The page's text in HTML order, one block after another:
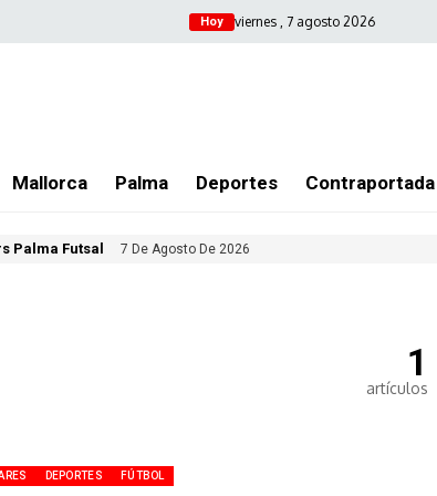
Hoy viernes , 7 agosto 2026
Mallorca Palma Deportes Contraportada
Palma Futsal 7 De Agosto De 2026
1
artículos
DEPORTES FÚTBOL